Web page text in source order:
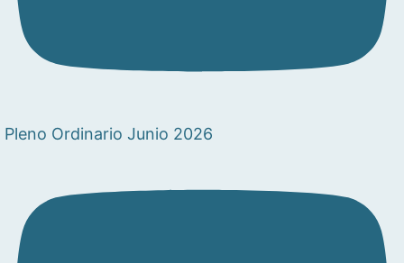
Pleno Ordinario Junio 2026